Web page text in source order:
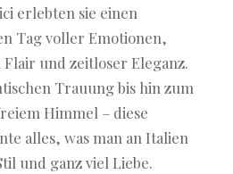
erlebten sie einen
Tag voller Emotionen,
und zeitloser Eleganz.
Trauung bis hin zum
Himmel – diese
alles, was man an Italien
und ganz viel Liebe.